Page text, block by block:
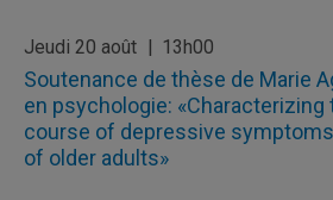
Jeudi 20 août 13h00
Soutenance de thèse de Marie
en psychologie: «Characterizing
course of depressive
of older adults»